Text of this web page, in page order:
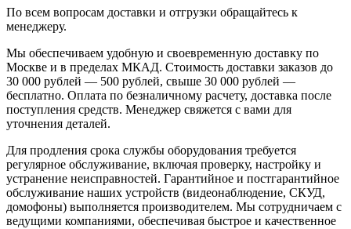
По всем вопросам доставки и отгрузки обращайтесь к
менеджеру.
Мы обеспечиваем удобную и своевременную доставку по
Москве и в пределах МКАД. Стоимость доставки заказов до
30 000 рублей — 500 рублей, свыше 30 000 рублей —
бесплатно. Оплата по безналичному расчету, доставка после
поступления средств. Менеджер свяжется с вами для
уточнения деталей.
Для продления срока службы оборудования требуется
регулярное обслуживание, включая проверку, настройку и
устранение неисправностей. Гарантийное и постгарантийное
обслуживание наших устройств (видеонаблюдение, СКУД,
домофоны) выполняется производителем. Мы сотрудничаем с
ведущими компаниями, обеспечивая быстрое и качественное